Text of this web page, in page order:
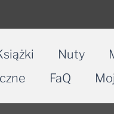
Nuty
FaQ